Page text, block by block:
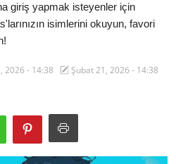
giriş yapmak isteyenler için
isimlerini okuyun, favori
2026 - 14:38
Şubat 21, 2026 - 14:38